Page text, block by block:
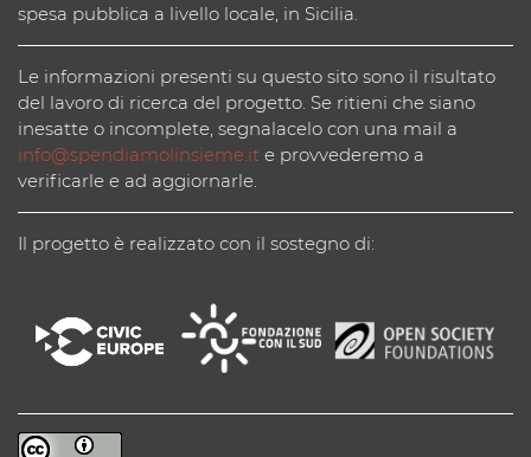
spesa pubblica a livello locale, in Sicilia.
Le informazioni presenti su questo sito sono il risultato
del lavoro di ricerca del progetto. Se ritieni che siano
inesatte o incomplete, segnalacelo con una mail a
info@spendiamolinsieme.it e provvederemo a
verificarle e ad aggiornarle.
Il progetto è realizzato con il sostegno di: